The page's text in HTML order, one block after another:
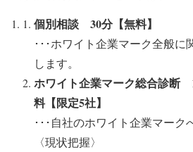
個別相談 30分【無料】
･･･ホワイト企業マーク全般に
します。
ホワイト企業マーク総合診断
料【限定5社】
･･･自社のホワイト企業マーク
〈現状把握〉